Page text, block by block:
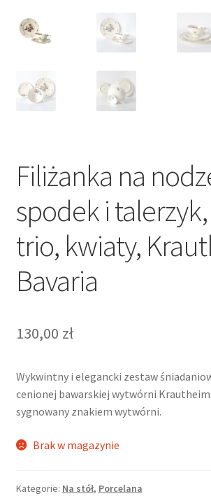
Filiżanka na
spodek i
trio, kwiaty,
Bavaria
130,00 zł
Wykwintny i elegancki zestaw
cenionej bawarskiej wytwórni
sygnowany znakiem wytwórni.
Brak w magazynie
Kategorie: Na stół, Porcelana